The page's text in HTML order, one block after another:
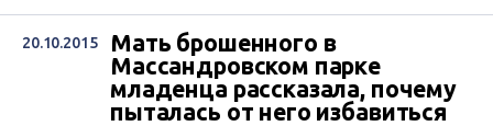
20.10.2015
Мать брошенного в
Массандровском парке
младенца рассказала, почему
пыталась от него избавиться